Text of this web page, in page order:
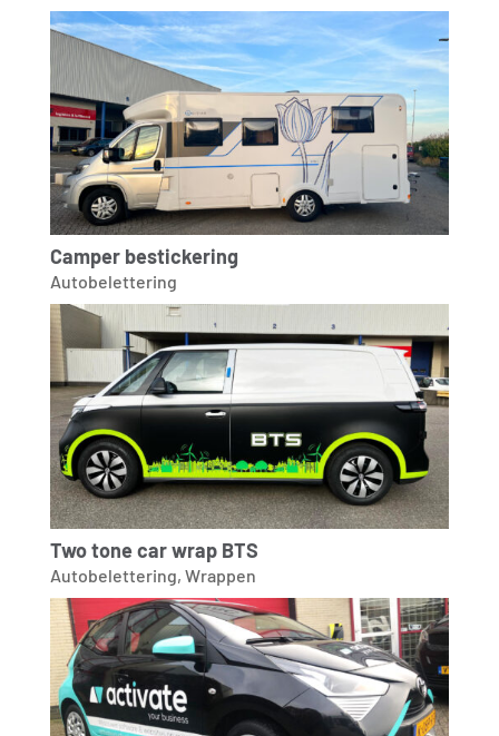
Camper bestickering
Autobelettering
Two tone car wrap BTS
Autobelettering, Wrappen